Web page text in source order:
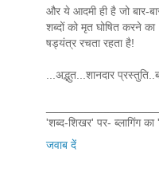
और ये आदमी ही है जो बार-
शब्दों को मृत घोषित करने का
षड्यंत्र रचता रहता है!
...अद्भुत...शानदार
'शब्द-शिखर' पर- ब्लागिंग
जवाब दें